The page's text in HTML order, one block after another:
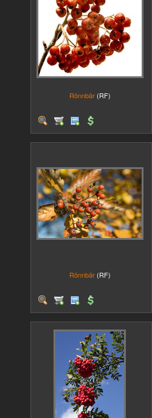
Rönnbär (RF)
Rönnbär (RF)